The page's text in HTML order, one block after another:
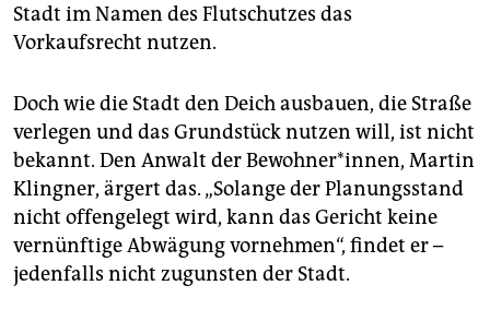
Stadt im Namen des Flutschutzes das
Vorkaufsrecht nutzen.
Doch wie die Stadt den Deich ausbauen, die Straße
verlegen und das Grundstück nutzen will, ist nicht
bekannt. Den Anwalt der Bewohner*innen, Martin
Klingner, ärgert das. „Solange der Planungsstand
nicht offengelegt wird, kann das Gericht keine
vernünftige Abwägung vornehmen“, findet er –
jedenfalls nicht zugunsten der Stadt.